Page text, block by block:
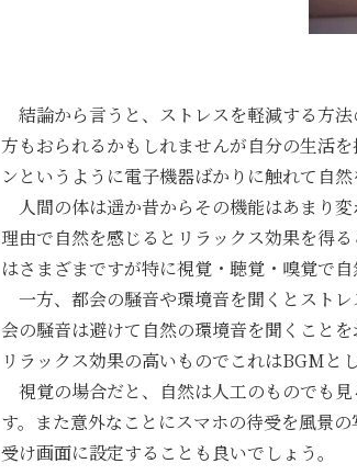
結論から言うと、ストレスを軽減する方
方もおられるかもしれませんが自分の生活
ンというように電子機器ばかりに触れて自
人間の体は遥か昔からその機能はあまり
理由で自然を感じるとリラックス効果を得
はさまざまですが特に視覚・聴覚・嗅覚で
一方、都会の騒音や環境音を聞くとスト
会の騒音は避けて自然の環境音を聞くこと
リラックス効果の高いものでこれはBGMと
視覚の場合だと、自然は人工のものでも
す。また意外なことにスマホの待受を風景
受け画面に設定することも良いでしょう。